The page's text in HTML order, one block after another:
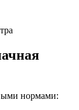
нормами: